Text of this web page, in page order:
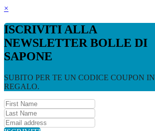
×
ISCRIVITI ALLA
NEWSLETTER BOLLE DI
SAPONE
SUBITO PER TE UN CODICE COUPON IN
REGALO.